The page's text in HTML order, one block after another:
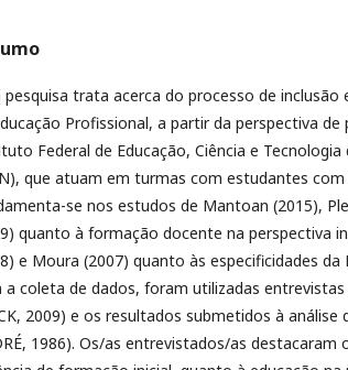
pesquisa trata acerca do processo de inclusão
Profissional, a partir da perspectiva
Federal de Educação, Ciência e
que atuam em turmas com estudantes com
se nos estudos de Mantoan (2015),
quanto à formação docente na perspectiva
e Moura (2007) quanto às especificidades da
a coleta de dados, foram utilizadas
2009) e os resultados submetidos à análise
1986). Os/as entrevistados/as destacaram